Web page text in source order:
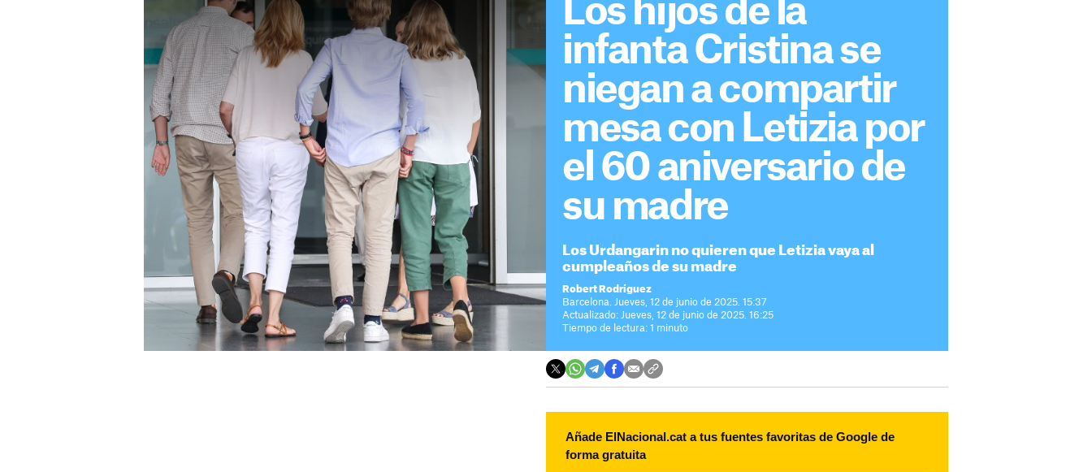
Los hijos de la
infanta Cristina se
niegan a compartir
mesa con Letizia por
el 60 aniversario de
su madre
Los Urdangarin no quieren que Letizia vaya al
cumpleaños de su madre
Robert Rodríguez
Barcelona. Jueves, 12 de junio de 2025. 15:37
Actualizado: Jueves, 12 de junio de 2025. 16:25
Tiempo de lectura: 1 minuto
Añade ElNacional.cat a tus fuentes favoritas de Google de
forma gratuita